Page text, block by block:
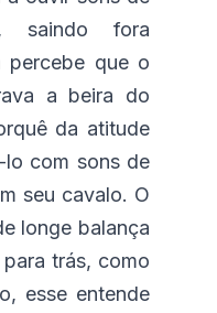
saindo fora
percebe que o
a beira do
da atitude
lo com sons de
seu cavalo. O
longe balança
trás, como
esse entende